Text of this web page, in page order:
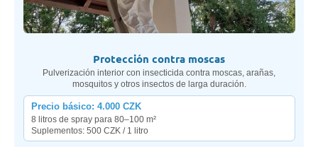
Protección contra moscas
Pulverización interior con insecticida contra moscas, arañas,
mosquitos y otros insectos de larga duración.
Precio básico: 4.000 CZK
8 litros de spray para 80–100 m²
Suplementos: 500 CZK / 1 litro